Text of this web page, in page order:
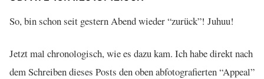
So, bin schon seit gestern Abend wieder “zurück”! Juhuu!
Jetzt mal chronologisch, wie es dazu kam. Ich habe direkt nach
dem Schreiben dieses Posts den oben abfotografierten “Appeal”